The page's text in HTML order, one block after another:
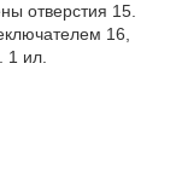
отверстия 15.
16,
1 ил.